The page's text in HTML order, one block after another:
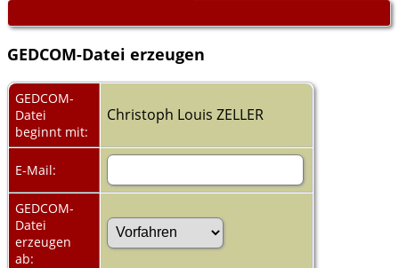
GEDCOM-Datei erzeugen
GEDCOM-
Datei
beginnt mit:
Christoph Louis ZELLER
E-Mail:
GEDCOM-
Datei
erzeugen
ab: